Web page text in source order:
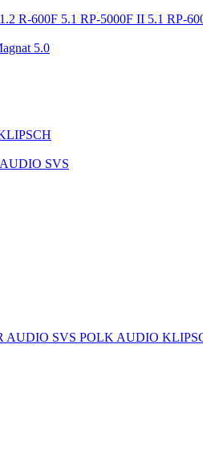
R-600F 5.1 RP-5000F II 5.1 RP-
5.0
SVS
AUDIO SVS POLK AUDIO